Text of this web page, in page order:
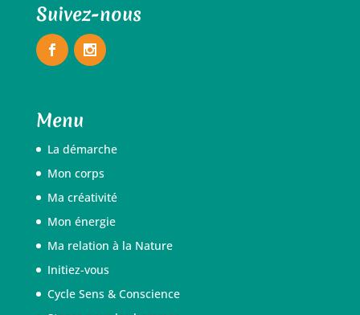
Suivez-nous
Menu
La démarche
Mon corps
Ma créativité
Mon énergie
Ma relation à la Nature
Initiez-vous
Cycle Sens & Conscience